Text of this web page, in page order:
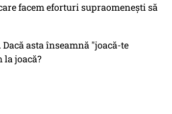
facem eforturi supraomeneşti să
asta înseamnă "joacă-te
joacă?